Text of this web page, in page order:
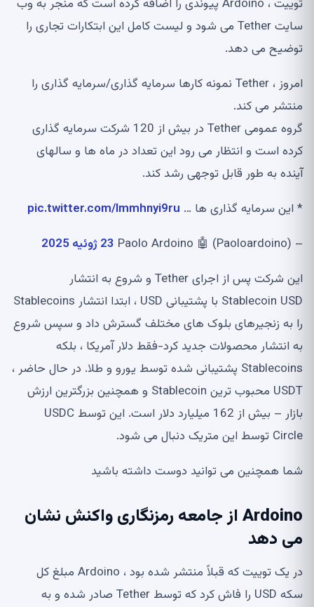
توییت ، Ardoino پیوندی را اضافه کرده است که منجر به وب
سایت Tether می شود و لیست کامل این ابتکارات تجاری را
توضیح می دهد.
امروز ، Tether نمونه کارها سرمایه گذاری/سرمایه گذاری را
منتشر می کند.
گروه عمومی Tether در بیش از 120 شرکت سرمایه گذاری
کرده است و انتظار می رود این تعداد در ماه ها و سالهای
آینده به طور قابل توجهی رشد کند.
* این سرمایه گذاری ها … pic.twitter.com/lmmhnyi9ru
– Paolo Ardoino 🤖 (Paoloardoino)
23 ژوئیه 2025
این شرکت پس از اجرای Tether و شروع به انتشار
Stablecoin USD با پشتیبانی USD ، ابتدا انتشار Stablecoins
را به زنجیرهای بلوک های مختلف گسترش داد و سپس شروع
به انتشار محصولات جدید کرد-فقط دلار آمریکا ، بلکه
Stablecoins پشتیبانی شده توسط یورو و طلا. در حال حاضر ،
USDT محبوب ترین Stablecoin و همچنین بزرگترین ارزش
بازار – بیش از 162 میلیارد دلار است. این توسط USDC
Circle توسط این متریک دنبال می شود.
شما همچنین می توانید دوست داشته باشید
Ardoino از جامعه رمزنگاری واکنش نشان
می دهد
در یک توییت که قبلاً منتشر شده بود ، Ardoino مبلغ کل
سکه USD را فاش کرد که توسط Tether صادر شده و به